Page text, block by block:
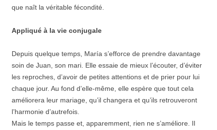
que naît la véritable fécondité.
Appliqué à la vie conjugale
Depuis quelque temps, María s’efforce de prendre davantage
soin de Juan, son mari. Elle essaie de mieux l’écouter, d’éviter
les reproches, d’avoir de petites attentions et de prier pour lui
chaque jour. Au fond d’elle-même, elle espère que tout cela
améliorera leur mariage, qu’il changera et qu’ils retrouveront
l’harmonie d’autrefois.
Mais le temps passe et, apparemment, rien ne s’améliore. Il